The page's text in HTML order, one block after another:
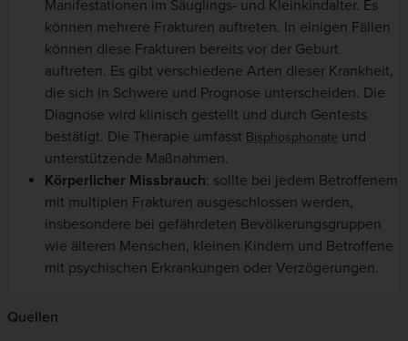
Manifestationen im Säuglings- und Kleinkindalter. Es
können mehrere Frakturen auftreten. In einigen Fällen
können diese Frakturen bereits vor der Geburt
auftreten. Es gibt verschiedene Arten dieser Krankheit,
die sich in Schwere und Prognose unterscheiden. Die
Diagnose wird klinisch gestellt und durch Gentests
bestätigt. Die Therapie umfasst Bisphosphonate und
unterstützende Maßnahmen.
Körperlicher Missbrauch: sollte bei jedem Betroffenem
mit multiplen Frakturen ausgeschlossen werden,
insbesondere bei gefährdeten Bevölkerungsgruppen
wie älteren Menschen, kleinen Kindern und Betroffene
mit psychischen Erkrankungen oder Verzögerungen.
Quellen